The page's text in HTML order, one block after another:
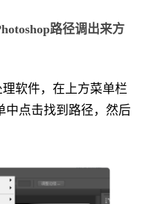
路径调出来方
理软件，在上方菜单栏
中点击找到路径，然后